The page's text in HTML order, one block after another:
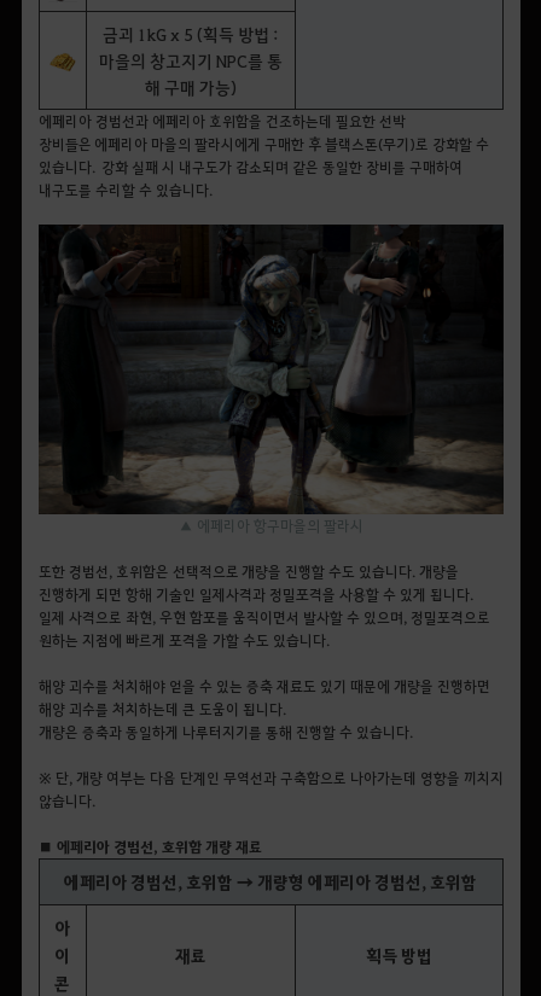
금괴 1kG x 5 (획득 방법 :
마을의 창고지기 NPC를 통
해 구매 가능)
에페리아 경범선과 에페리아 호위함을 건조하는데 필요한 선박
장비들은 에페리아 마을의 팔라시에게 구매한 후 블랙스톤(무기)로 강화할 수
있습니다. 강화 실패 시 내구도가 감소되며 같은 동일한 장비를 구매하여
내구도를 수리할 수 있습니다.
▲ 에페리아 항구마을의 팔라시
또한 경범선, 호위함은 선택적으로 개량을 진행할 수도 있습니다. 개량을
진행하게 되면 항해 기술인 일제사격과 정밀포격을 사용할 수 있게 됩니다.
일제 사격으로 좌현, 우현 함포를 움직이면서 발사할 수 있으며, 정밀포격으로
원하는 지점에 빠르게 포격을 가할 수도 있습니다.
해양 괴수를 처치해야 얻을 수 있는 증축 재료도 있기 때문에 개량을 진행하면
해양 괴수를 처치하는데 큰 도움이 됩니다.
개량은 증축과 동일하게 나루터지기를 통해 진행할 수 있습니다.
※ 단, 개량 여부는 다음 단계인 무역선과 구축함으로 나아가는데 영향을 끼치지
않습니다.
■ 에페리아 경범선, 호위함 개량 재료
에페리아 경범선, 호위함 → 개량형 에페리아 경범선, 호위함
아
이
콘
재료 획득 방법